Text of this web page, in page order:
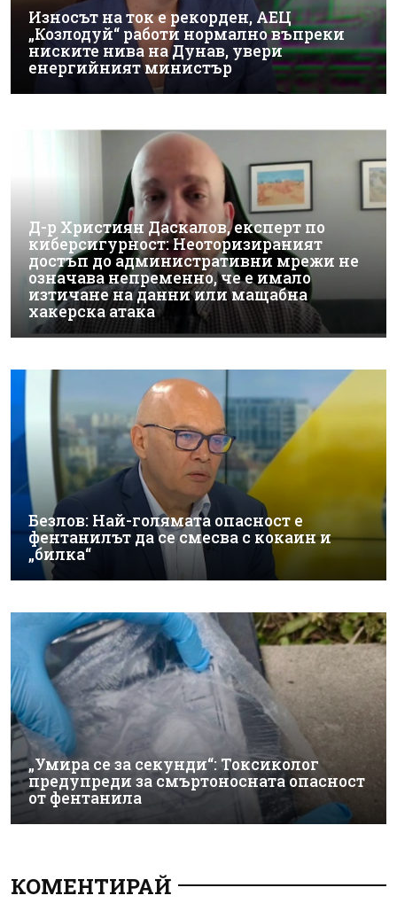
Износът на ток е рекорден, АЕЦ
„Козлодуй“ работи нормално въпреки
ниските нива на Дунав, увери
енергийният министър
Д-р Християн Даскалов, експерт по
киберсигурност: Неоторизираният
достъп до административни мрежи не
означава непременно, че е имало
изтичане на данни или мащабна
хакерска атака
Безлов: Най-голямата опасност е
фентанилът да се смесва с кокаин и
„билка“
„Умира се за секунди“: Токсиколог
предупреди за смъртоносната опасност
от фентанила
КОМЕНТИРАЙ